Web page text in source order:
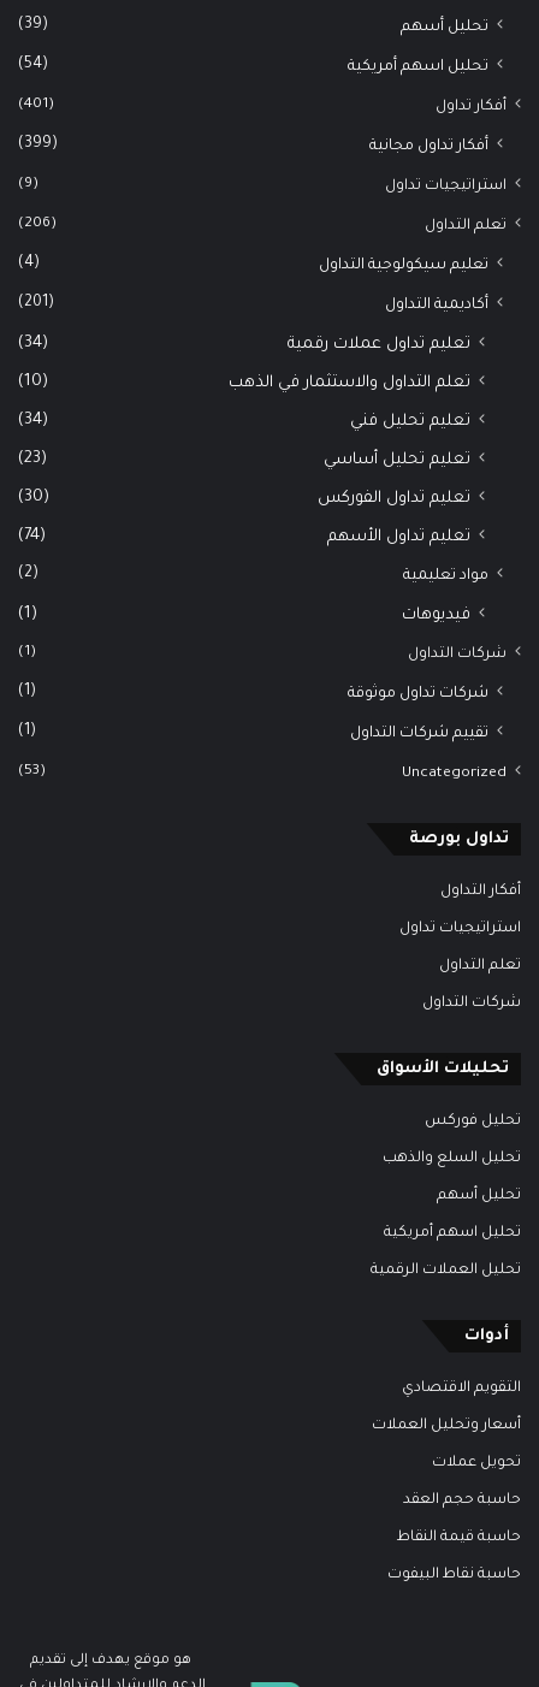
تحليل أسهم (39)
تحليل اسهم أمريكية (54)
أفكار تداول (401)
أفكار تداول مجانية (399)
استراتيجيات تداول (9)
تعلم التداول (206)
تعليم سيكولوجية التداول (4)
أكاديمية التداول (201)
تعليم تداول عملات رقمية (34)
تعلم التداول والاستثمار في الذهب (10)
تعليم تحليل فني (34)
تعليم تحليل أساسي (23)
تعليم تداول الفوركس (30)
تعليم تداول الأسهم (74)
مواد تعليمية (2)
فيديوهات (1)
شركات التداول (1)
شركات تداول موثوقة (1)
تقييم شركات التداول (1)
Uncategorized
(53)
تداول بورصة
أفكار التداول
استراتيجيات تداول
تعلم التداول
شركات التداول
تحليلات الأسواق
تحليل فوركس
تحليل السلع والذهب
تحليل أسهم
تحليل اسهم أمريكية
تحليل العملات الرقمية
أدوات
التقويم الاقتصادي
أسعار وتحليل العملات
تحويل عملات
حاسبة حجم العقد
حاسبة قيمة النقاط
حاسبة نقاط البيفوت
هو موقع يهدف إلى تقديم